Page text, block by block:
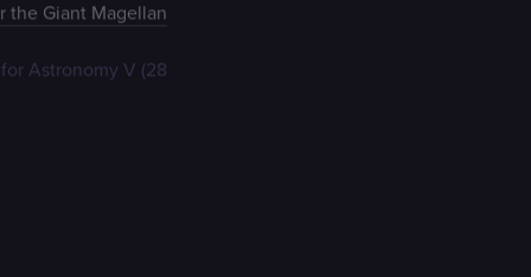
the Giant Magellan
Astronomy V (28